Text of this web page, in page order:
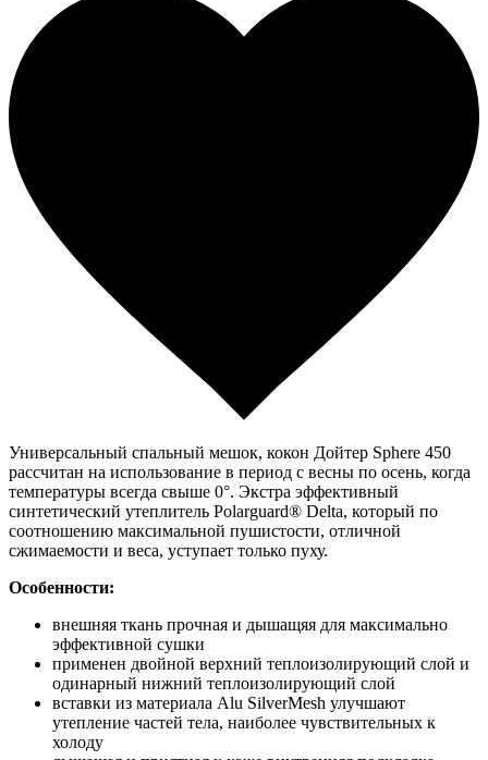
Универсальный спальный мешок, кокон Дойтер Sphere 450
рассчитан на использование в период с весны по осень, когда
температуры всегда свыше 0°. Экстра эффективный
синтетический утеплитель Polarguard® Delta, который по
соотношению максимальной пушистости, отличной
сжимаемости и веса, уступает только пуху.
Особенности:
внешняя ткань прочная и дышащяя для максимально
эффективной сушки
применен двойной верхний теплоизолирующий слой и
одинарный нижний теплоизолирующий слой
вставки из материала Alu SilverMesh улучшают
утепление частей тела, наиболее чувствительных к
холоду